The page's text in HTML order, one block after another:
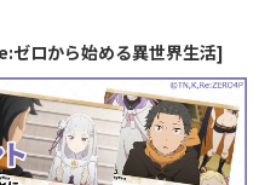
ゼロから始める異世界生活]